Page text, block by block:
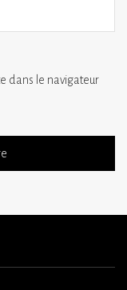
dans le navigateur